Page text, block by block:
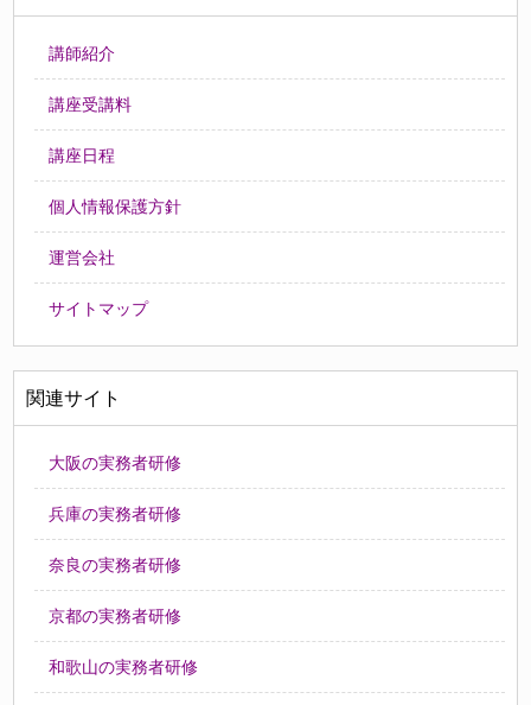
講師紹介
講座受講料
講座日程
個人情報保護方針
運営会社
サイトマップ
関連サイト
大阪の実務者研修
兵庫の実務者研修
奈良の実務者研修
京都の実務者研修
和歌山の実務者研修